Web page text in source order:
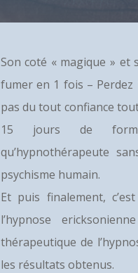
Son coté « magique »
fumer en 1 fois –
pas du tout confiance
15 jours de
qu’hypnothérapeute
psychisme humain.
Et puis finalement,
l’hypnose
thérapeutique de
les résultats obtenus.